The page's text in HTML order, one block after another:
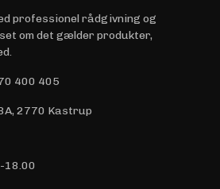
professionel rådgivning og
om det gælder produkter,
400 405
2770 Kastrup
18.00